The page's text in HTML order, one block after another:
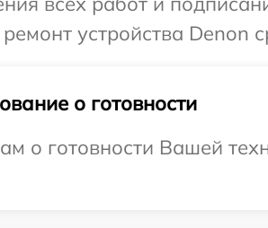
устройства Denon
о готовности
о готовности Вашей